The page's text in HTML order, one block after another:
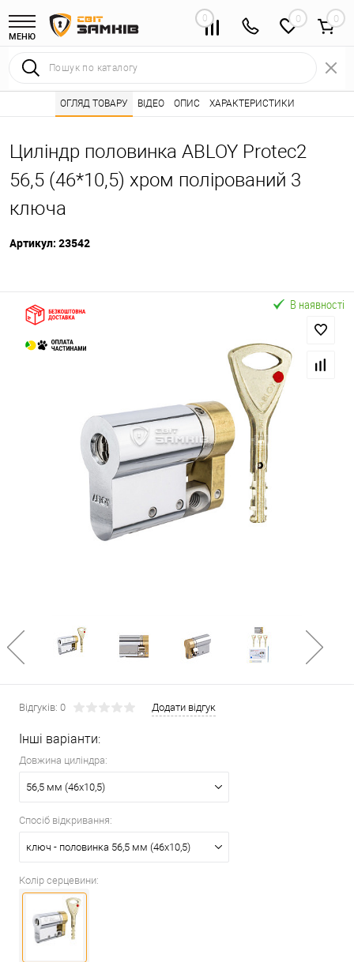
МЕНЮ
0 0
Інтернет магазин замків • Каталог товарів ⭐ • Серцевини
Циліндр половинка ABLOY Protec2
56,5 (46*10,5) хром полірований 3
ключа
Артикул: 23542
ОГЛЯД ТОВАРУ ВІДЕО ОПИС ХАРАКТЕРИСТИКИ
Відгуків: 0 Додати відгук
Інші варіанти:
Довжина циліндра:
56,5 мм (46x10,5)
Спосіб відкривання:
ключ - половинка 56,5 мм (46x10,5)
Колір серцевини:
В наявності